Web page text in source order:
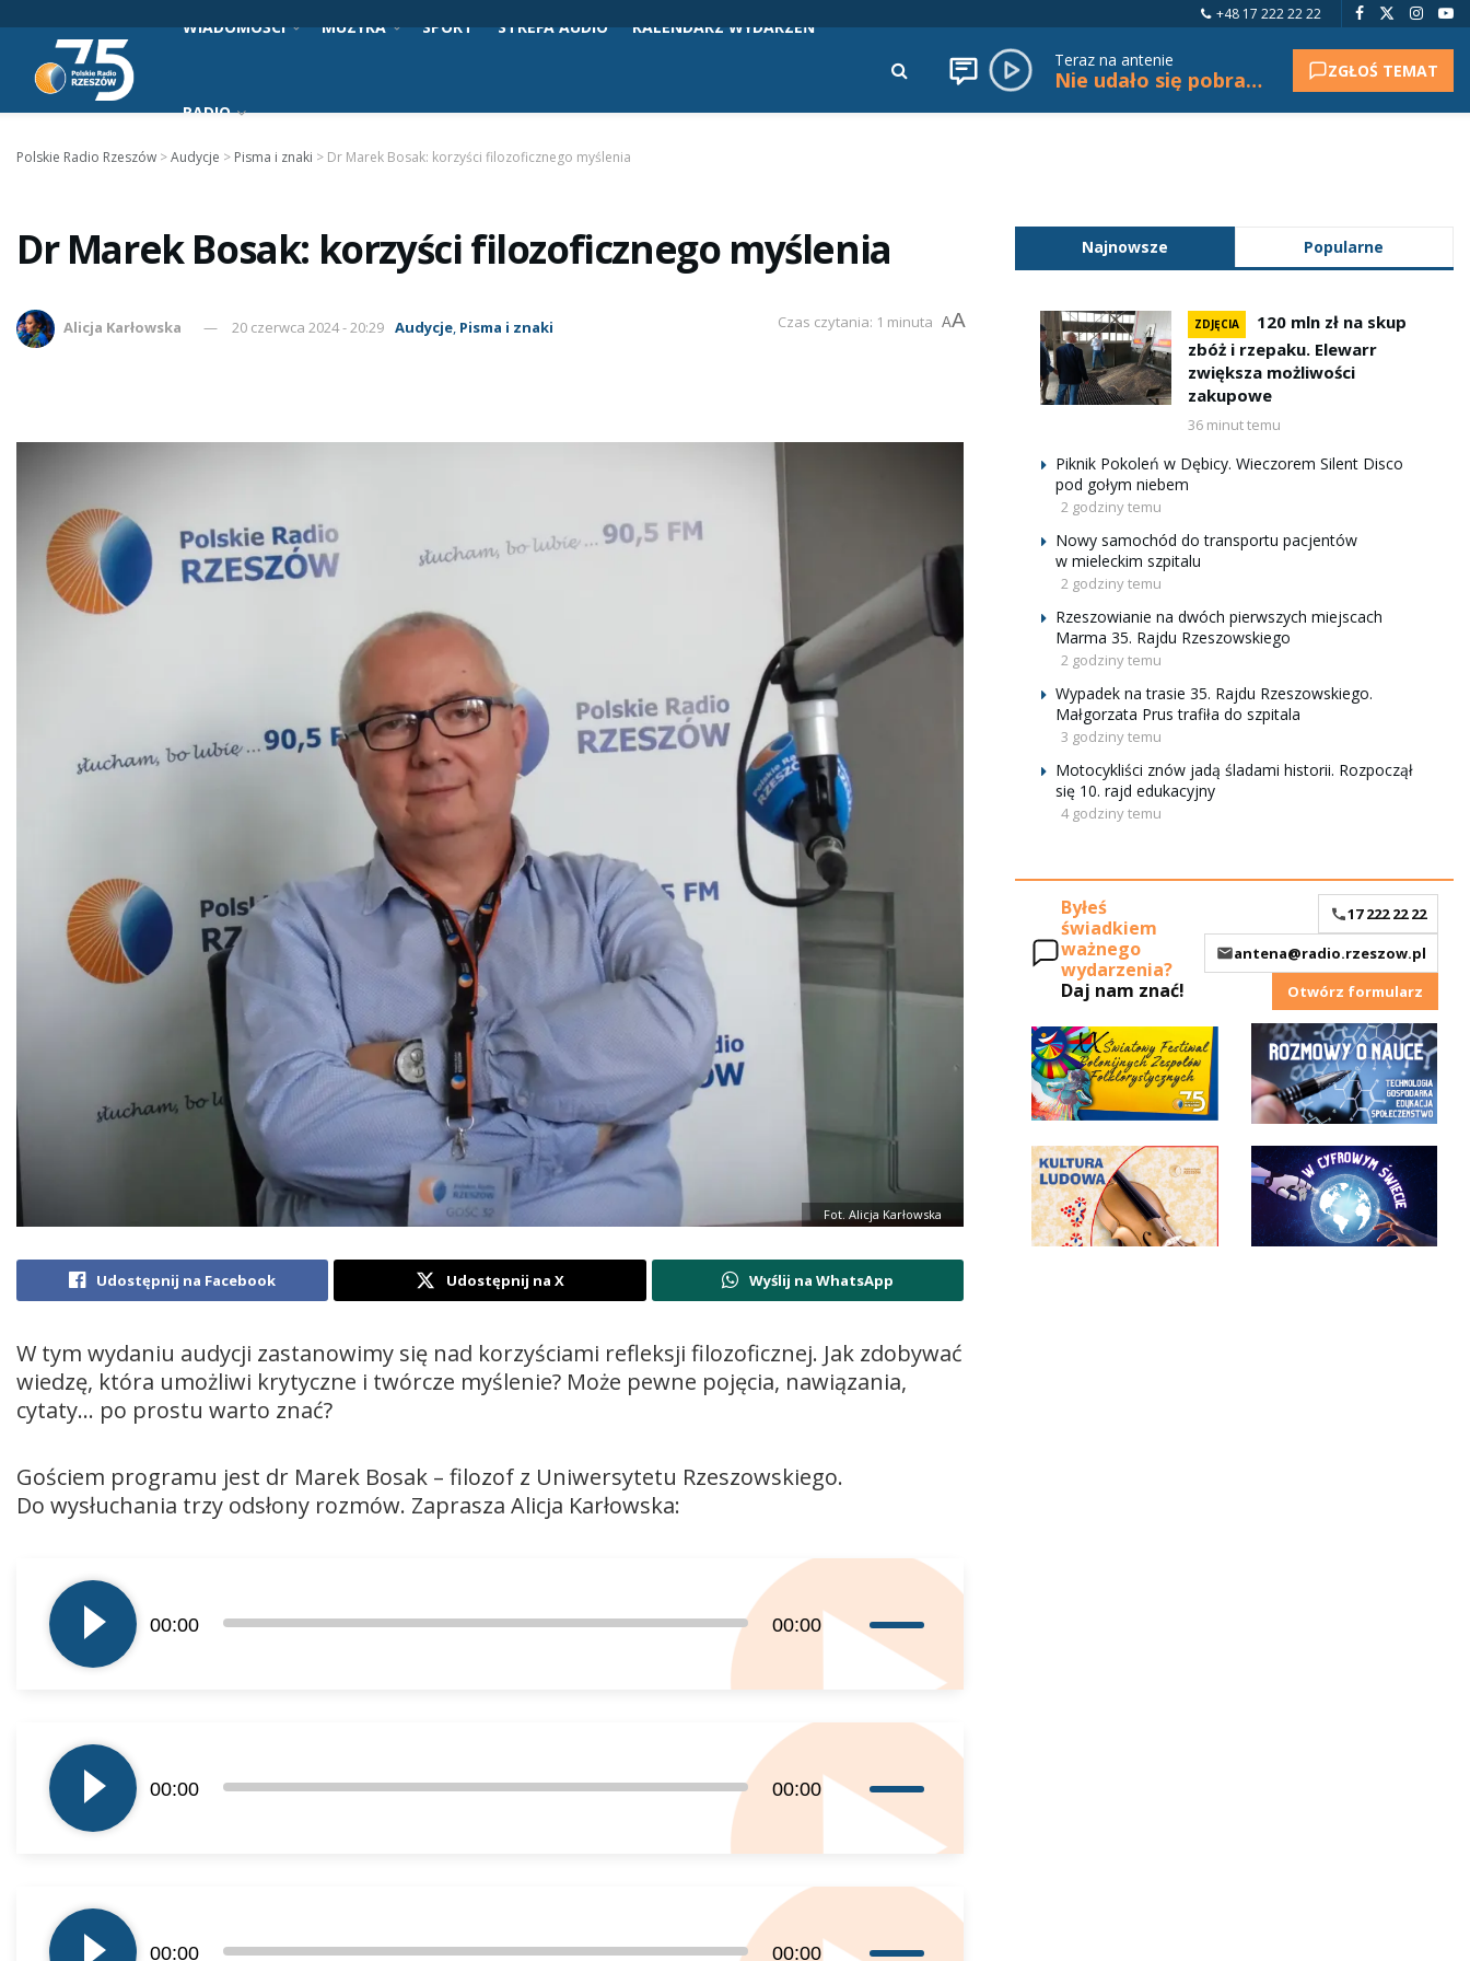
+48 17 222 22 22
WIADOMOŚCI MUZYKA SPORT STREFA AUDIO KALENDARZ WYDARZEŃ
RADIO
Teraz na antenie
Nie udało się pobrać tytułu. ZGŁOŚ TEMAT
Polskie Radio Rzeszów >Audycje > Pisma i znaki > Dr Marek Bosak: korzyści filozoficznego myślenia
Dr Marek Bosak: korzyści filozoficznego myślenia
Alicja Karłowska 20 czerwca 2024 - 20:29 Audycje, Pisma i znaki Czas czytania: 1 minuta AA
Fot. Alicja Karłowska
Udostępnij na Facebook Udostępnij na X Wyślij na WhatsApp
W tym wydaniu audycji zastanowimy się nad korzyściami refleksji filozoficznej. Jak zdobywać
wiedzę, która umożliwi krytyczne i twórcze myślenie? Może pewne pojęcia, nawiązania,
cytaty… po prostu warto znać?
Gościem programu jest dr Marek Bosak – filozof z Uniwersytetu Rzeszowskiego.
Do wysłuchania trzy odsłony rozmów. Zaprasza Alicja Karłowska:
plików
dźwiękowych
00:00 00:00
strzałek
dołu
aby
zwiększyć
zmniejszyć
plików
dźwiękowych
00:00 00:00
strzałek
dołu
plików
00:00 00:00
Najnowsze Popularne
ZDJĘCIA
120 mln zł na skup
zbóż i rzepaku. Elewarr
zwiększa możliwości
zakupowe
36 minut temu
Piknik Pokoleń w Dębicy. Wieczorem Silent Disco
pod gołym niebem
2 godziny temu
Nowy samochód do transportu pacjentów
w mieleckim szpitalu
2 godziny temu
Rzeszowianie na dwóch pierwszych miejscach
Marma 35. Rajdu Rzeszowskiego
2 godziny temu
Wypadek na trasie 35. Rajdu Rzeszowskiego.
Małgorzata Prus trafiła do szpitala
3 godziny temu
Motocykliści znów jadą śladami historii. Rozpoczął
się 10. rajd edukacyjny
4 godziny temu
Byłeś
świadkiem
ważnego
wydarzenia?
Daj nam znać!
17 222 22 22
antena@radio.rzeszow.pl
Otwórz formularz